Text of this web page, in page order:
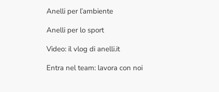
Anelli per l’ambiente
Anelli per lo sport
Video: il vlog di anelli.it
Entra nel team: lavora con noi